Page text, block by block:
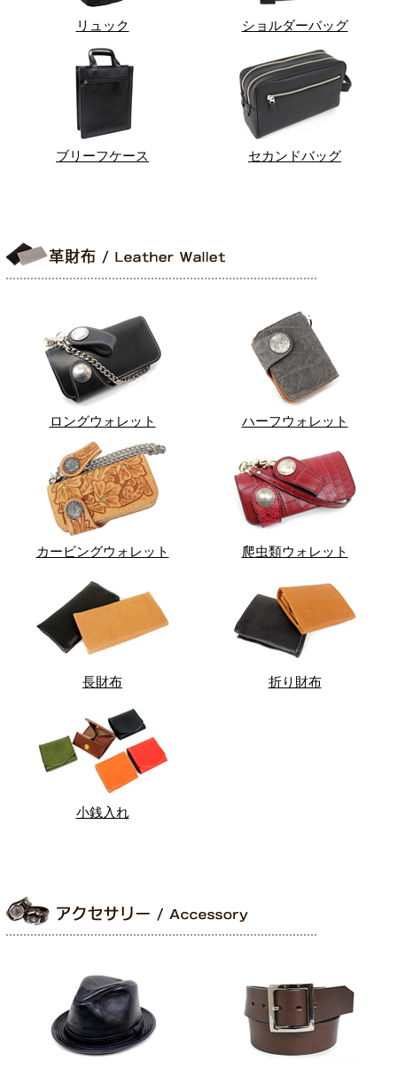
リュック ショルダーバッグ
ブリーフケース セカンドバッグ
ロングウォレット ハーフウォレット
カービングウォレット 爬虫類ウォレット
長財布 折り財布
小銭入れ